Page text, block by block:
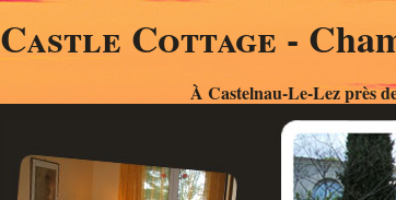
Castle Cottage -
À Castelnau-Le-Lez près